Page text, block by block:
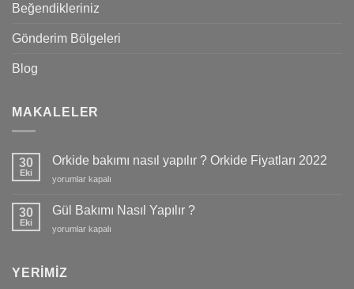
Beğendikleriniz
Gönderim Bölgeleri
Blog
MAKALELER
30
Eki
Orkide bakımı nasıl yapılır ? Orkide Fiyatları 2022
Orkide
nasıl
?
2022
yorumlar kapalı
30
Eki
Gül Bakımı Nasıl Yapılır ?
Gül
Yapılır
yorumlar kapalı
YERIMIZ